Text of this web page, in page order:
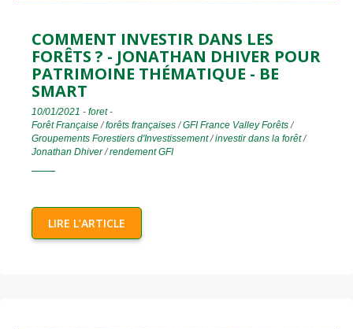
COMMENT INVESTIR DANS LES
FORÊTS ? - JONATHAN DHIVER POUR
PATRIMOINE THÉMATIQUE - BE
SMART
10/01/2021 - foret-
Forêt Française/forêts françaises/GFI France Valley Forêts/
Groupements Forestiers d'Investissement/investir dans la forêt/
Jonathan Dhiver/rendement GFI
LIRE L’ARTICLE